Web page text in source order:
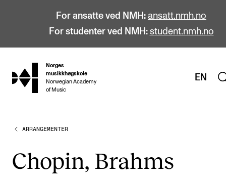
For ansatte ved NMH: ansatt.nmh.no
For studenter ved NMH: student.nmh.no
hjem
Norges
musikkhøgskole
Norwegian Academy
of Music
EN
STUDIER
Bachelor
ARRANGEMENTER
Chopin, Brahms